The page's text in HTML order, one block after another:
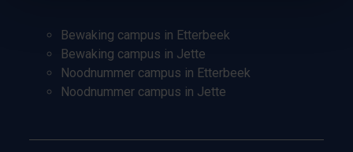
Bewaking campus in Etterbeek
Bewaking campus in Jette
Noodnummer campus in Etterbeek
Noodnummer campus in Jette